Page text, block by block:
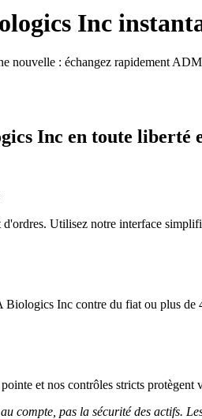
Inc
nouvelle : échangez rapidement
Inc en toute liberté
Utilisez notre interface
Inc contre du fiat ou plus de
et nos contrôles stricts
compte, pas la sécurité des actifs.